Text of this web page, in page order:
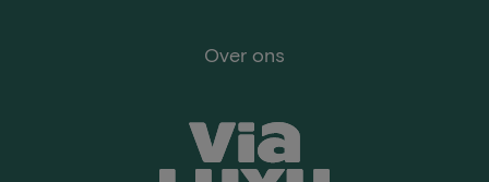
Over ons